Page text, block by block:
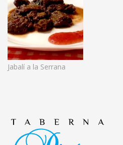
Jabalí a la Serrana